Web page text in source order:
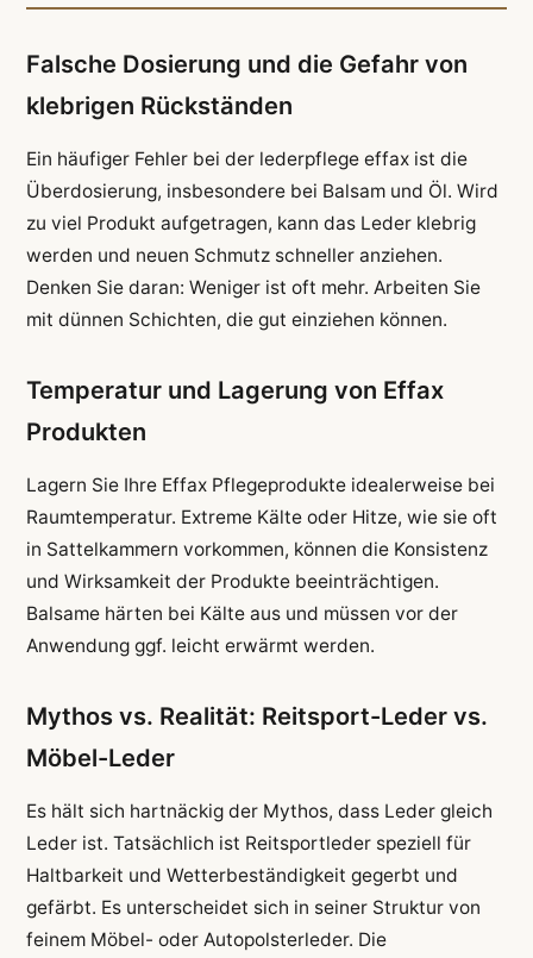
Falsche Dosierung und die Gefahr von
klebrigen Rückständen
Ein häufiger Fehler bei der lederpflege effax ist die
Überdosierung, insbesondere bei Balsam und Öl. Wird
zu viel Produkt aufgetragen, kann das Leder klebrig
werden und neuen Schmutz schneller anziehen.
Denken Sie daran: Weniger ist oft mehr. Arbeiten Sie
mit dünnen Schichten, die gut einziehen können.
Temperatur und Lagerung von Effax
Produkten
Lagern Sie Ihre Effax Pflegeprodukte idealerweise bei
Raumtemperatur. Extreme Kälte oder Hitze, wie sie oft
in Sattelkammern vorkommen, können die Konsistenz
und Wirksamkeit der Produkte beeinträchtigen.
Balsame härten bei Kälte aus und müssen vor der
Anwendung ggf. leicht erwärmt werden.
Mythos vs. Realität: Reitsport-Leder vs.
Möbel-Leder
Es hält sich hartnäckig der Mythos, dass Leder gleich
Leder ist. Tatsächlich ist Reitsportleder speziell für
Haltbarkeit und Wetterbeständigkeit gegerbt und
gefärbt. Es unterscheidet sich in seiner Struktur von
feinem Möbel- oder Autopolsterleder. Die